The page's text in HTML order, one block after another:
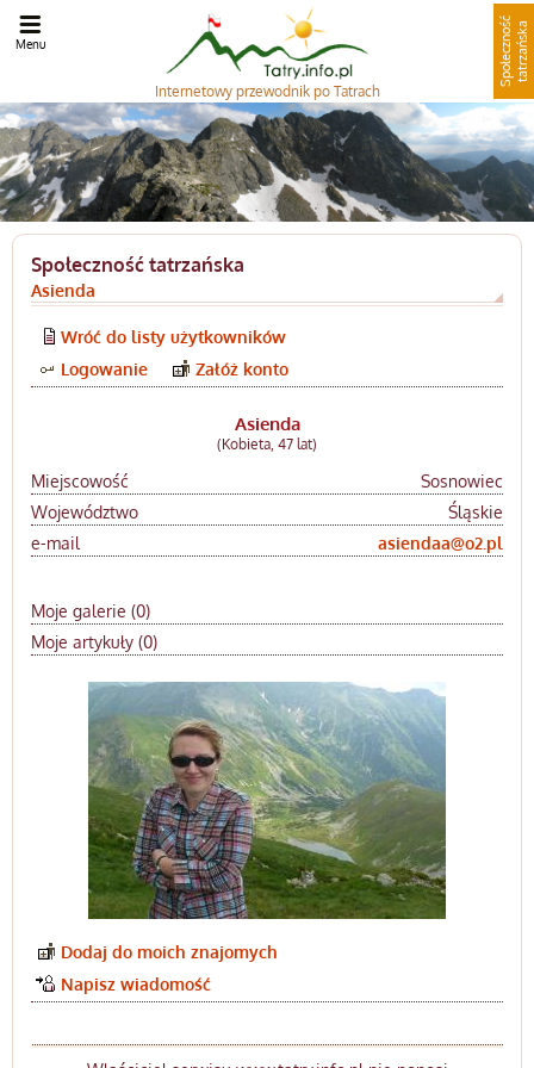
Internetowy przewodnik po Tatrach
S
p
o
ł
e
c
z
n
oś
ć
t
a
t
r
z
a
ń
s
ka
Menu
Społeczność tatrzańska
Asienda
Wróć do listy użytkowników
Logowanie
Załóż konto
Asienda
(Kobieta, 47 lat)
Miejscowość
Sosnowiec
Województwo
Śląskie
e-mail
asiendaa@o2.pl
Moje galerie (0)
Moje artykuły (0)
Dodaj do moich znajomych
Napisz wiadomość